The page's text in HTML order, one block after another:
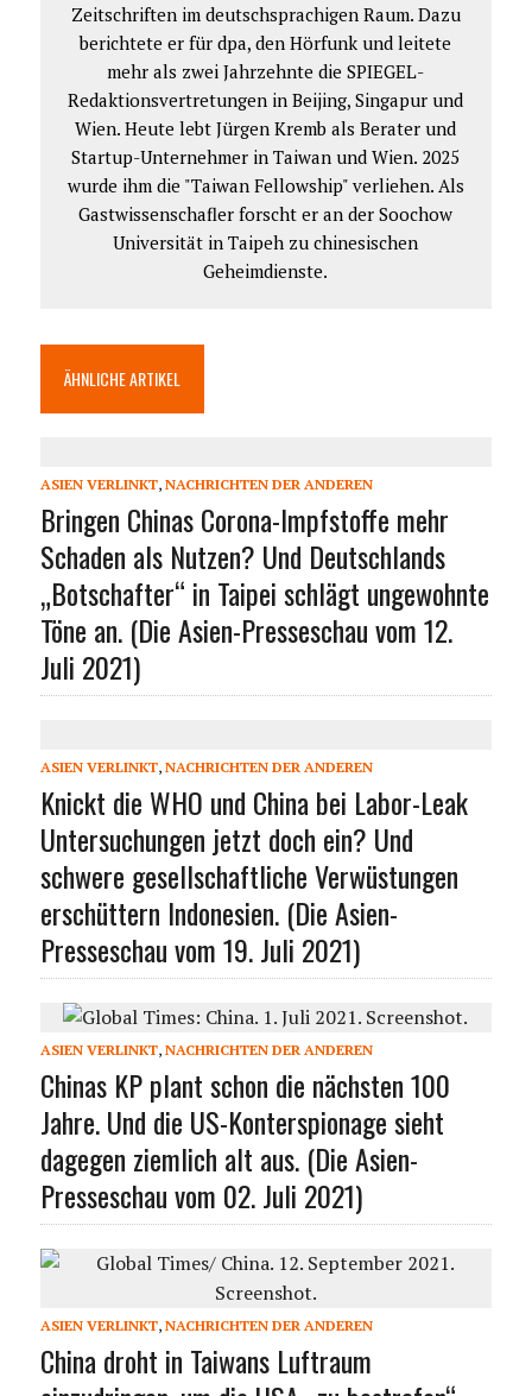
Zeitschriften im deutschsprachigen Raum. Dazu
berichtete er für dpa, den Hörfunk und leitete
mehr als zwei Jahrzehnte die SPIEGEL-
Redaktionsvertretungen in Beijing, Singapur und
Wien. Heute lebt Jürgen Kremb als Berater und
Startup-Unternehmer in Taiwan und Wien. 2025
wurde ihm die "Taiwan Fellowship" verliehen. Als
Gastwissenschafler forscht er an der Soochow
Universität in Taipeh zu chinesischen
Geheimdienste.
ÄHNLICHE ARTIKEL
ASIEN VERLINKT, NACHRICHTEN DER ANDEREN
Bringen Chinas Corona-Impfstoffe mehr
Schaden als Nutzen? Und Deutschlands
„Botschafter“ in Taipei schlägt ungewohnte
Töne an. (Die Asien-Presseschau vom 12.
Juli 2021)
ASIEN VERLINKT, NACHRICHTEN DER ANDEREN
Knickt die WHO und China bei Labor-Leak
Untersuchungen jetzt doch ein? Und
schwere gesellschaftliche Verwüstungen
erschüttern Indonesien. (Die Asien-
Presseschau vom 19. Juli 2021)
ASIEN VERLINKT, NACHRICHTEN DER ANDEREN
Chinas KP plant schon die nächsten 100
Jahre. Und die US-Konterspionage sieht
dagegen ziemlich alt aus. (Die Asien-
Presseschau vom 02. Juli 2021)
ASIEN VERLINKT, NACHRICHTEN DER ANDEREN
China droht in Taiwans Luftraum